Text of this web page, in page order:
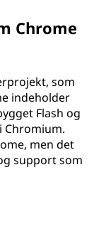
Chrome
som
indeholder
Flash og
Chromium.
men det
support som